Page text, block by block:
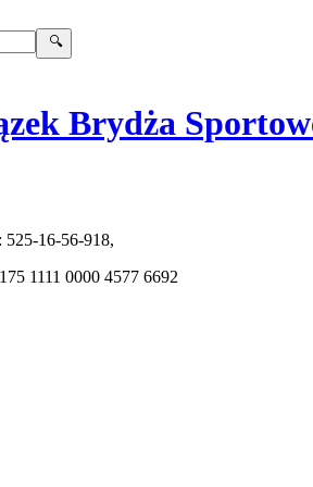
Brydża
525-16-56-918,
1111 0000 4577 6692